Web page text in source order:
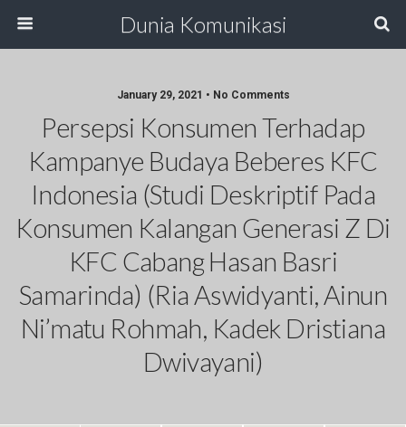
Dunia Komunikasi
January 29, 2021 • No Comments
Persepsi Konsumen Terhadap
Kampanye Budaya Beberes KFC
Indonesia (Studi Deskriptif Pada
Konsumen Kalangan Generasi Z Di
KFC Cabang Hasan Basri
Samarinda) (Ria Aswidyanti, Ainun
Ni’matu Rohmah, Kadek Dristiana
Dwivayani)